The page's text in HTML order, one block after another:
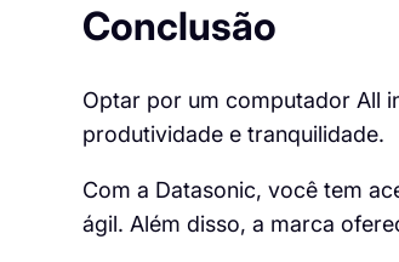
Conclusão
Optar por um computador All
produtividade e tranquilidade.
Com a Datasonic, você tem
ágil. Além disso, a marca